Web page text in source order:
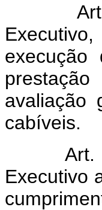
Art. 15.
avaliação
cabíveis.
Art. 16.
Executivo